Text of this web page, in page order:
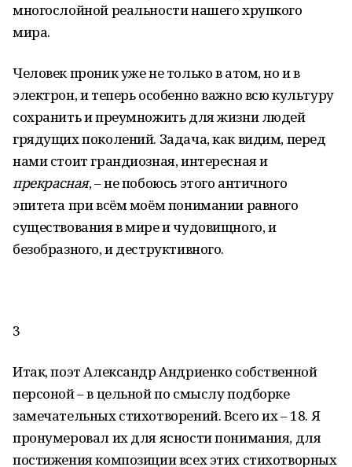
многослойной реальности нашего хрупкого
мира.
Человек проник уже не только в атом, но и в
электрон, и теперь особенно важно всю культуру
сохранить и преумножить для жизни людей
грядущих поколений. Задача, как видим, перед
нами стоит грандиозная, интересная и
прекрасная, – не побоюсь этого античного
эпитета при всём моём понимании равного
существования в мире и чудовищного, и
безобразного, и деструктивного.
3
Итак, поэт Александр Андриенко собственной
персоной – в цельной по смыслу подборке
замечательных стихотворений. Всего их – 18. Я
пронумеровал их для ясности понимания, для
постижения композиции всех этих стихотворных